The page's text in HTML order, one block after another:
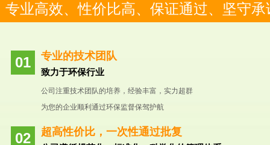
专业高效、性价比高、保证通过、坚守承
专业的技术团队
致力于环保行业
公司注重技术团队的培养，经验丰富，实力超群
为您的企业顺利通过环保监督保驾护航
超高性价比，一次性通过批复